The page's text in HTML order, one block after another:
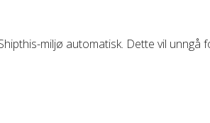
miljø automatisk. Dette vil unngå